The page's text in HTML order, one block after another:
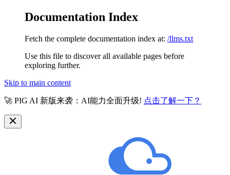
Documentation Index
Fetch the complete documentation index at: /llms.txt
Use this file to discover all available pages before
exploring further.
Skip to main content
🚀 PIG AI 新版来袭：AI能力全面升级! 点击了解一下？